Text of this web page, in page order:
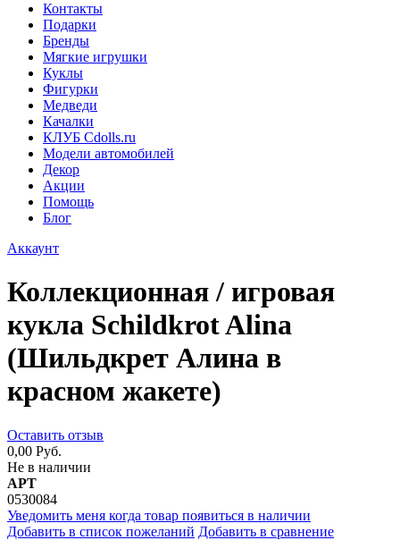
Контакты
Подарки
Бренды
Мягкие игрушки
Куклы
Фигурки
Медведи
Качалки
КЛУБ Cdolls.ru
Модели автомобилей
Декор
Акции
Помощь
Блог
Аккаунт
Коллекционная / игровая
кукла Schildkrot Alina
(Шильдкрет Алина в
красном жакете)
Оставить отзыв
0,00 Руб.
Не в наличии
АРТ
0530084
Уведомить меня когда товар появиться в наличии
Добавить в список пожеланий Добавить в сравнение